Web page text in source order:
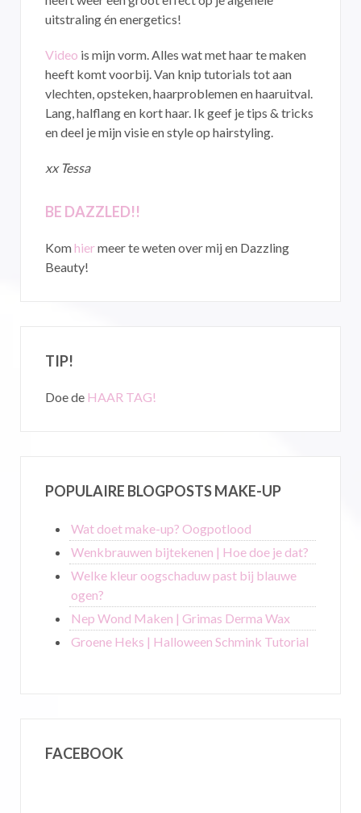
uitstraling én energetics!
Video is mijn vorm. Alles wat met haar te maken
heeft komt voorbij. Van knip tutorials tot aan
vlechten, opsteken, haarproblemen en haaruitval.
Lang, halflang en kort haar. Ik geef je tips & tricks
en deel je mijn visie en style op hairstyling.
xx Tessa
BE DAZZLED!!
Komhiermeer te weten over mij en Dazzling
Beauty!
TIP!
Doe de HAAR TAG!
POPULAIRE BLOGPOSTS MAKE-UP
Wat doet make-up? Oogpotlood
Wenkbrauwen bijtekenen | Hoe doe je dat?
Welke kleur oogschaduw past bij blauwe
ogen?
Nep Wond Maken | Grimas Derma Wax
Groene Heks | Halloween Schmink Tutorial
FACEBOOK